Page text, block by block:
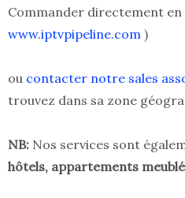
Commander directement en
www.iptvpipeline.com )
ou contacter notre sales
trouvez dans sa zone
NB: Nos services sont
hôtels, appartements